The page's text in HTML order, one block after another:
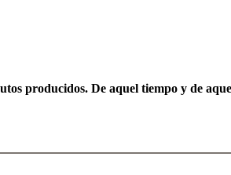
producidos. De aquel tiempo y de